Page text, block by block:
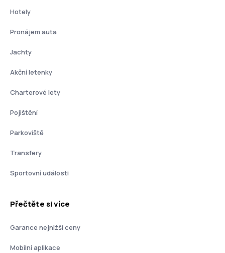
Hotely
Pronájem auta
Jachty
Akční letenky
Charterové lety
Pojištění
Parkoviště
Transfery
Sportovní události
Přečtěte si více
Garance nejnižší ceny
Mobilní aplikace